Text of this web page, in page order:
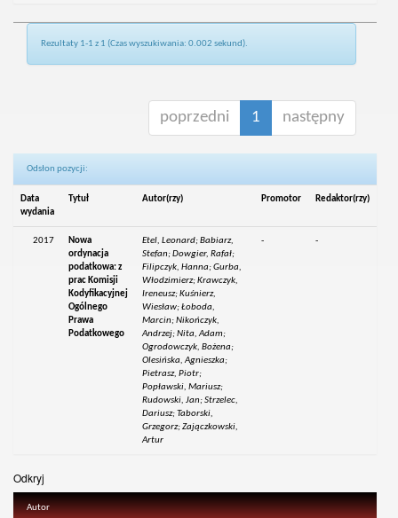
Rezultaty 1-1 z 1 (Czas wyszukiwania: 0.002 sekund).
poprzedni 1 następny
Odsłon pozycji:
Data
wydania
Tytuł Autor(rzy) Promotor Redaktor(rzy)
2017
Nowa
ordynacja
podatkowa: z
prac Komisji
Kodyfikacyjnej
Ogólnego
Prawa
Podatkowego
Etel, Leonard; Babiarz,
Stefan; Dowgier, Rafał;
Filipczyk, Hanna; Gurba,
Włodzimierz; Krawczyk,
Ireneusz; Kuśnierz,
Wiesław; Łoboda,
Marcin; Nikończyk,
Andrzej; Nita, Adam;
Ogrodowczyk, Bożena;
Olesińska, Agnieszka;
Pietrasz, Piotr;
Popławski, Mariusz;
Rudowski, Jan; Strzelec,
Dariusz; Taborski,
Grzegorz; Zajączkowski,
Artur
- -
Odkryj
Autor